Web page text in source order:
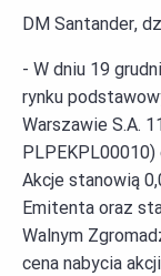
DM Santander,
- W dniu 19
rynku
Warszawie S.A.
PLPEKPL00010)
Akcje stanowią
Emitenta oraz
Walnym
cena nabycia